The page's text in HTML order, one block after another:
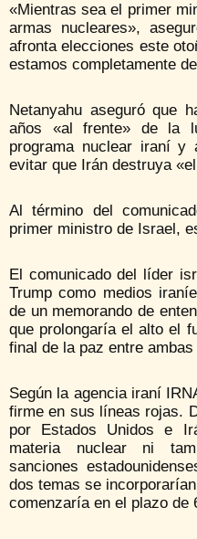
«Mientras sea el primer
armas nucleares»,
afronta elecciones este
estamos completamente
Netanyahu aseguró que
años «al frente» de la
programa nuclear iraní
evitar que Irán destruya
Al término del
primer ministro de Israel,
El comunicado del líder
Trump como medios
de un memorando de
que prolongaría el alto el
final de la paz entre
Según la agencia iraní
firme en sus líneas rojas.
por Estados Unidos e
materia nuclear ni
sanciones
dos temas se
comenzaría en el plazo de